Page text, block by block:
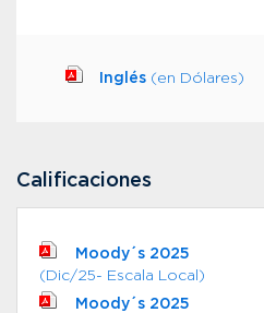
Inglés (en Dólares)
Calificaciones
Moody´s 2025
(Dic/25- Escala Local)
Moody´s 2025